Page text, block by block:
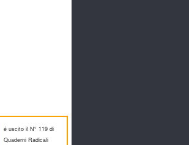
é uscito il N° 119 di
Quaderni Radicali